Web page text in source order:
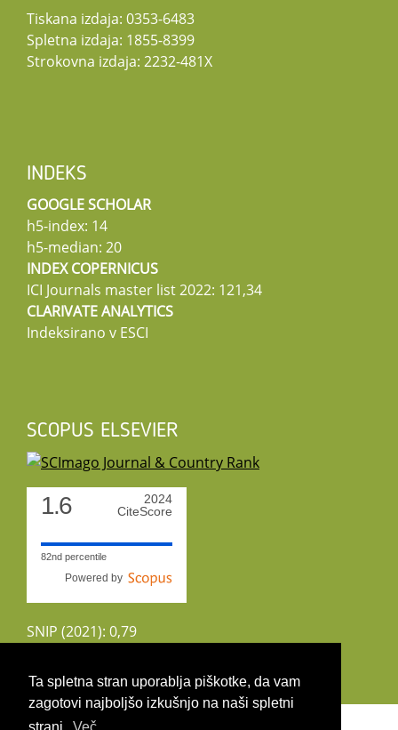
Ta spletna stran uporablja piškotke, da vam
zagotovi najboljšo izkušnjo na naši spletni
Tiskana izdaja: 0353-6483
Spletna izdaja: 1855-8399
Strokovna izdaja: 2232-481X
INDEKS
GOOGLE SCHOLAR
h5-index: 14
h5-median: 20
INDEX COPERNICUS
ICI Journals master list 2022: 121,34
CLARIVATE ANALYTICS
Indeksirano v ESCI
SCOPUS ELSEVIER
1.6
2024
CiteScore
82nd percentile
Powered by
SNIP (2021): 0,79